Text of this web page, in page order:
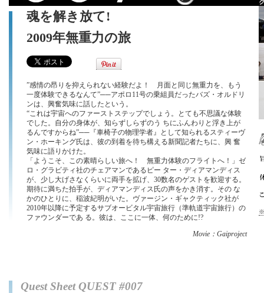
※
魂を解き放て!
2009年無重力の旅
”感情の昂りを抑えられない経験だよ！ 月面と同じ無重力を、もう
一度体験できるなんて”──アポロ11号の乗組員だったバズ・オルドリ
ンは、興奮気味に話したという。
“これは宇宙へのファーストステップでしょう。とても不思議な体験
でした。自分の身体が、知らずしらずのう ちにふんわりと浮き上が
るんですからね”──『車椅子の物理学者』として知られるスティーヴ
ン・ホーキング氏は、彼の到着を待ち構える新聞記者たちに、興 奮
気味に語りかけた。
「ようこそ、この素晴らしい旅へ！ 無重力体験のフライトへ！」ゼ
ロ・グラビティ社のチェアマンであるピー ター・ディアマンディス
が、少し大げさなくらいに両手を拡げ、30数名のゲストを歓迎する。
期待に満ちた拍手が、ディアマンディス氏の声をかき消す。その な
かのひとりに、稲波紀明がいた。ヴァージン・ギャクティック社が
2010年以降に予定するサブオービタル宇宙旅行（準軌道宇宙旅行）の
ファウンダーであ る。彼は、ここに一体、何のために!?
Movie：Gaiproject
Quest Sheet QUEST #007